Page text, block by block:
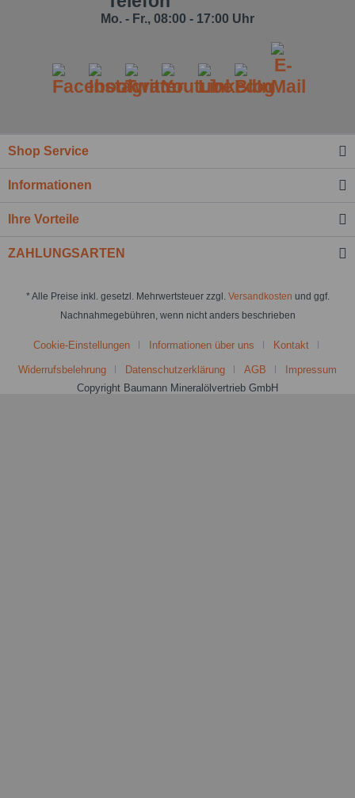
Mo. - Fr., 08:00 - 17:00 Uhr
Shop Service
Informationen
Ihre Vorteile
ZAHLUNGSARTEN
* Alle Preise inkl. gesetzl. Mehrwertsteuer zzgl. Versandkosten und ggf.
Nachnahmegebühren, wenn nicht anders beschrieben
Cookie-Einstellungen Informationen über uns Kontakt
Widerrufsbelehrung Datenschutzerklärung AGB
Impressum
Copyright Baumann Mineralölvertrieb GmbH